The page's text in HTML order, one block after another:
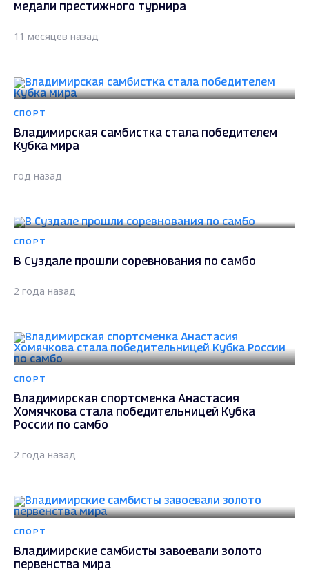
медали престижного турнира
11 месяцев назад
СПОРТ
Владимирская самбистка стала победителем
Кубка мира
год назад
СПОРТ
В Суздале прошли соревнования по самбо
2 года назад
СПОРТ
Владимирская спортсменка Анастасия
Хомячкова стала победительницей Кубка
России по самбо
2 года назад
СПОРТ
Владимирские самбисты завоевали золото
первенства мира